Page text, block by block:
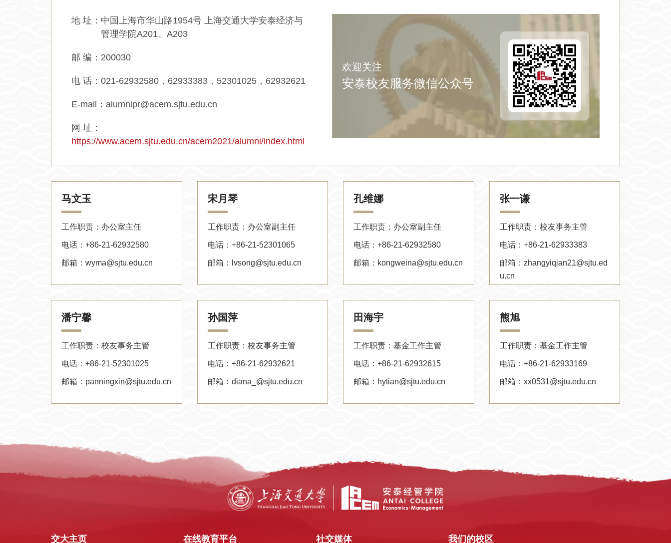
地 址： 中国上海市华山路1954号 上海交通大学安泰经济与
管理学院A201、A203
邮 编： 200030
电 话： 021-62932580，62933383，52301025，62932621
E-mail： alumnipr@acem.sjtu.edu.cn
网 址：
https://www.acem.sjtu.edu.cn/acem2021/alumni/index.html
欢迎关注
安泰校友服务微信公众号
马文玉
工作职责：办公室主任
电话：+86-21-62932580
邮箱：wyma@sjtu.edu.cn
宋月琴
工作职责：办公室副主任
电话：+86-21-52301065
邮箱：lvsong@sjtu.edu.cn
孔维娜
工作职责：办公室副主任
电话：+86-21-62932580
邮箱：kongweina@sjtu.edu.cn
张一谦
工作职责：校友事务主管
电话：+86-21-62933383
邮箱：zhangyiqian21@sjtu.ed
u.cn
潘宁馨
工作职责：校友事务主管
电话：+86-21-52301025
邮箱：panningxin@sjtu.edu.cn
孙国萍
工作职责：校友事务主管
电话：+86-21-62932621
邮箱：diana_@sjtu.edu.cn
田海宇
工作职责：基金工作主管
电话：+86-21-62932615
邮箱：hytian@sjtu.edu.cn
熊旭
工作职责：基金工作主管
电话：+86-21-62933169
邮箱：xx0531@sjtu.edu.cn
交大主页 在线教育平台 社交媒体 我们的校区